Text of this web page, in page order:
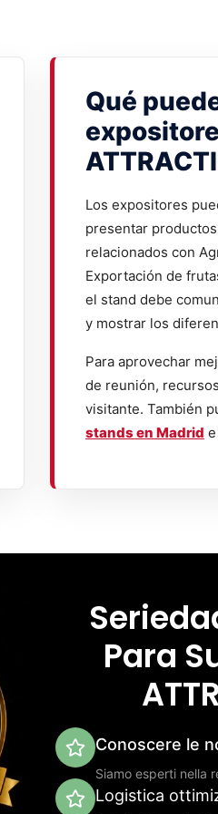
Qué
Los expositores
presentar
relacionados con
Exportación de
el stand debe
y mostrar los
Para aprovechar
de reunión,
visitante. También
stands en Madrid
Para
Conoscere le
Siamo esperti nella
Logistica